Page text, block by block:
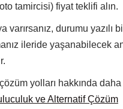
tamircisi) fiyat teklifi alın.
varırsanız, durumu yazılı
ileride yaşanabilecek
yolları hakkında
ve Alternatif Çözüm